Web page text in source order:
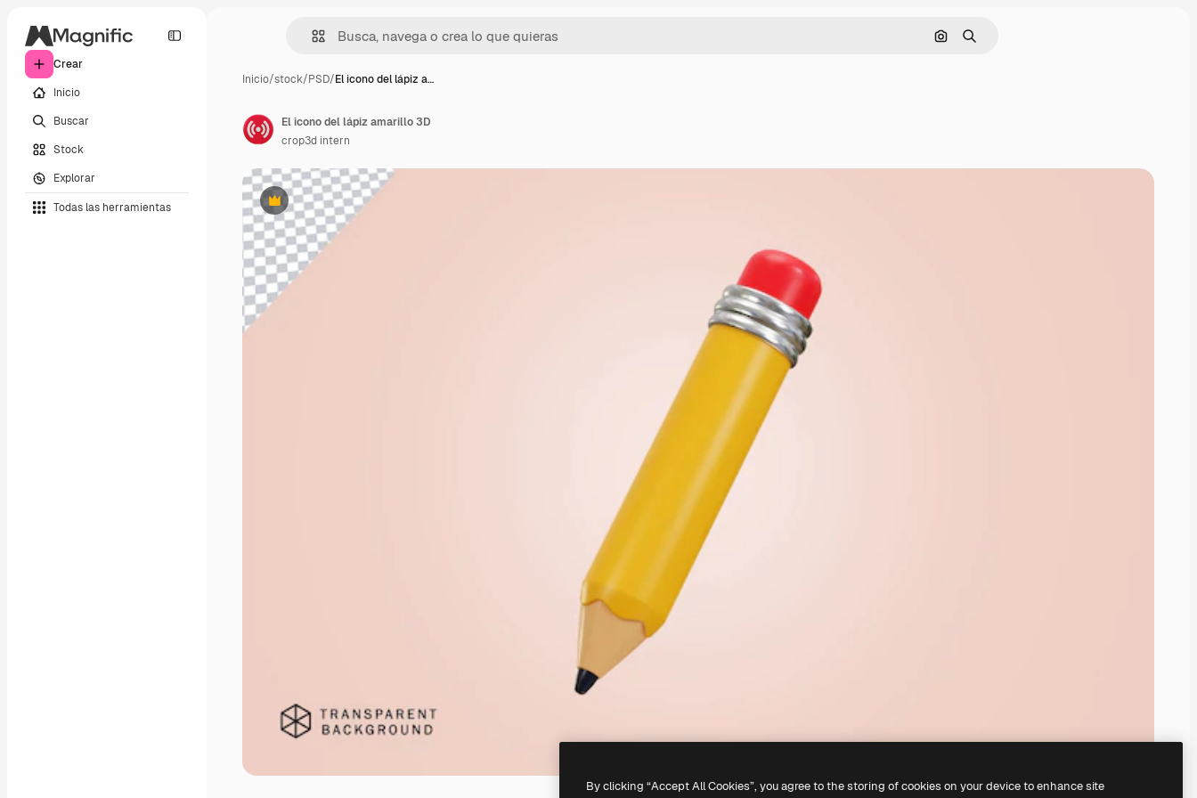
Crear
Inicio
Buscar
Stock
Explorar
Todas las herramientas
Buscar por imagen
Buscar
Inicio/stock/PSD/El icono del lápiz a…
Premium
El icono del lápiz amarillo 3D
crop3d intern
By clicking “Accept All Cookies”, you agree to the storing of cookies on your device to enhance site